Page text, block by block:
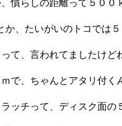
慣らしの距離って５００
か、たいがいのトコでは５
て、言われてましたけど
で、ちゃんとアタリ付く
ッチって、ディスク面の